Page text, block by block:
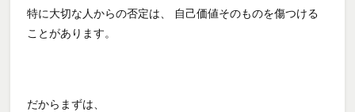
特に大切な人からの否定は、 自己価値そのものを傷つける
ことがあります。
だからまずは、